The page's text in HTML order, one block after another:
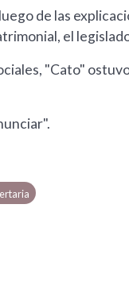
de las
el
"Cato"